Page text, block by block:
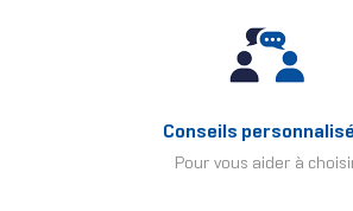
Conseils
Pour vous aider à